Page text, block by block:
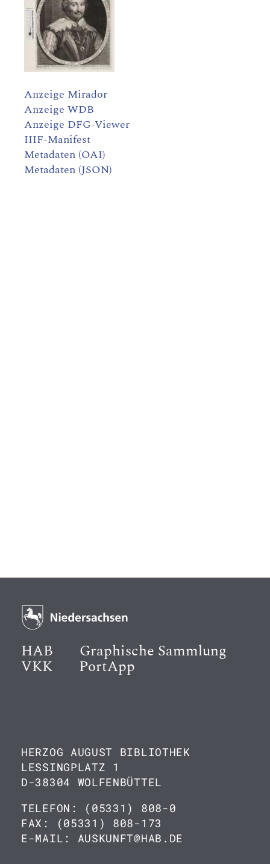
Anzeige Mirador
Anzeige WDB
Anzeige DFG-Viewer
IIIF-Manifest
Metadaten (OAI)
Metadaten (JSON)
HAB Graphische Sammlung
VKK PortApp
HERZOG AUGUST BIBLIOTHEK
LESSINGPLATZ 1
D-38304 WOLFENBÜTTEL
TELEFON: (05331) 808-0
FAX: (05331) 808-173
E-MAIL: AUSKUNFT@HAB.DE